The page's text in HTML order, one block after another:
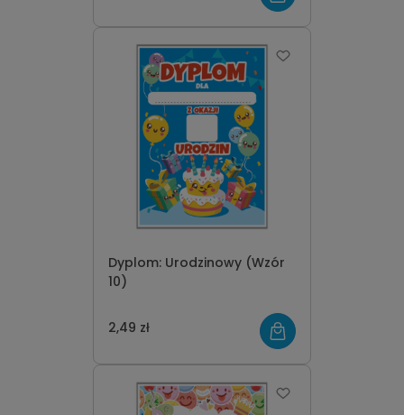
Dyplom: Urodzinowy (Wzór
10)
2,49 zł